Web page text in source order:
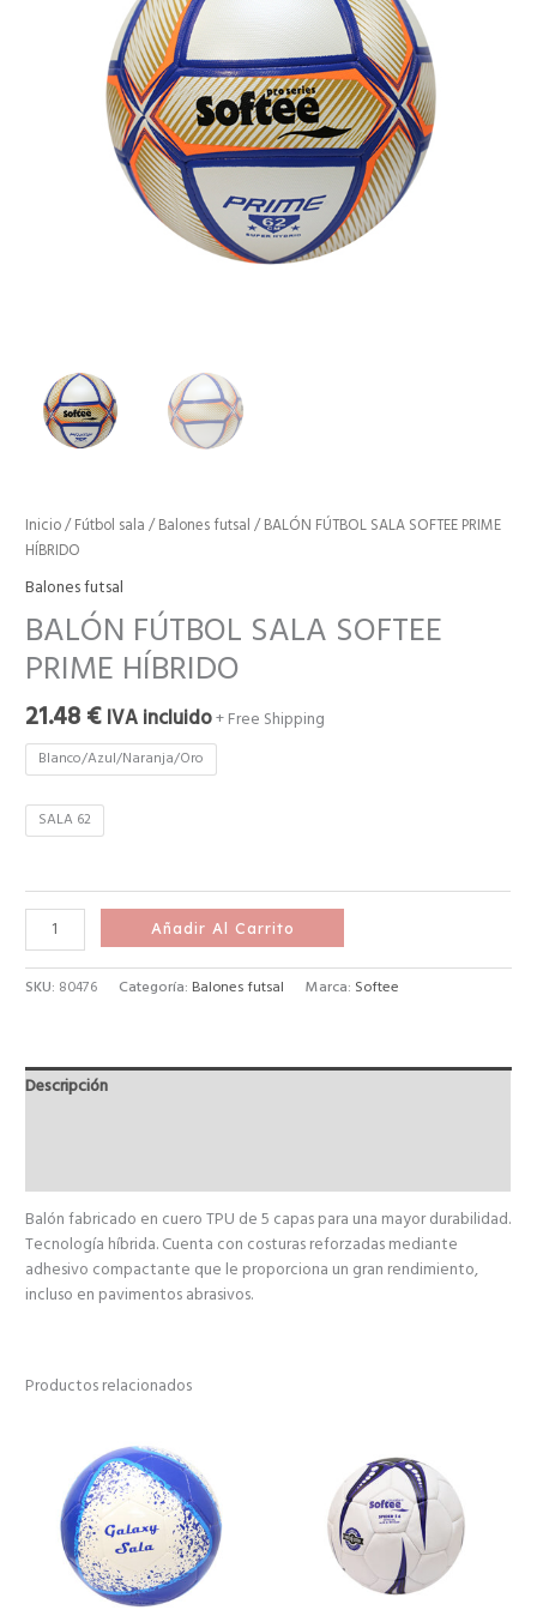
Inicio/Fútbol sala /Balones futsal / BALÓN FÚTBOL SALA SOFTEE PRIME
HÍBRIDO
Balones futsal
BALÓN FÚTBOL SALA SOFTEE
PRIME HÍBRIDO
21.48€ IVA incluido+ Free Shipping
Blanco/Azul/Naranja/Oro
SALA 62
Añadir Al Carrito
SKU: 80476 Categoría: Balones futsal Marca: Softee
Descripción
Balón fabricado en cuero TPU de 5 capas para una mayor durabilidad.
Tecnología híbrida. Cuenta con costuras reforzadas mediante
adhesivo compactante que le proporciona un gran rendimiento,
incluso en pavimentos abrasivos.
Productos relacionados